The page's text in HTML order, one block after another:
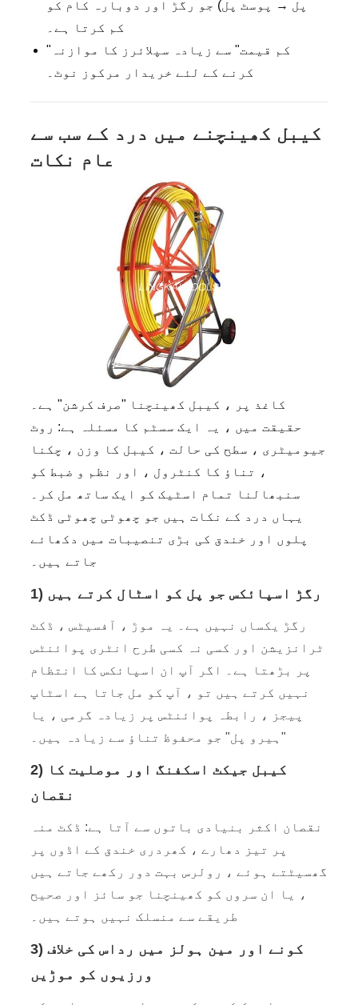
پل → پوسٹ پل) جو رگڑ اور دوبارہ کام کو
کم کرتا ہے۔
"کم قیمت" سے زیادہ سپلائرز کا موازنہ
کرنے کے لئے خریدار مرکوز نوٹ۔
کیبل کھینچنے میں درد کے سب سے
عام نکات
کاغذ پر ، کیبل کھینچنا "صرف کرشن" ہے۔
حقیقت میں ، یہ ایک سسٹم کا مسئلہ ہے: روٹ
جیومیٹری ، سطح کی حالت ، کیبل کا وزن ، چکنا
، تناؤ کا کنٹرول ، اور نظم و ضبط کو
سنبھالنا تمام اسٹیک کو ایک ساتھ مل کر۔
یہاں درد کے نکات ہیں جو چھوٹی چھوٹی ڈکٹ
پلوں اور خندق کی بڑی تنصیبات میں دکھائے
جاتے ہیں۔
1) رگڑ اسپائکس جو پل کو اسٹال کرتے ہیں
رگڑ یکساں نہیں ہے۔ یہ موڑ ، آفسیٹس ، ڈکٹ
ٹرانزیشن اور کسی نہ کسی طرح انٹری پوائنٹس
پر بڑھتا ہے۔ اگر آپ ان اسپائکس کا انتظام
نہیں کرتے ہیں تو ، آپ کو مل جاتا ہے اسٹاپ
پیجز ، رابطہ پوائنٹس پر زیادہ گرمی ، یا
"ہیرو پل" جو محفوظ تناؤ سے زیادہ ہیں۔
2) کیبل جیکٹ اسکفنگ اور موصلیت کا
نقصان
نقصان اکثر بنیادی باتوں سے آتا ہے: ڈکٹ منہ
پر تیز دھارے ، کھردری خندق کے اڈوں پر
گھسیٹتے ہوئے ، رولرس بہت دور رکھے جاتے ہیں
، یا ان سروں کو کھینچنا جو سائز اور صحیح
طریقے سے منسلک نہیں ہوتے ہیں۔
3) کونے اور مین ہولز میں رداس کی خلاف
ورزیوں کو موڑیں